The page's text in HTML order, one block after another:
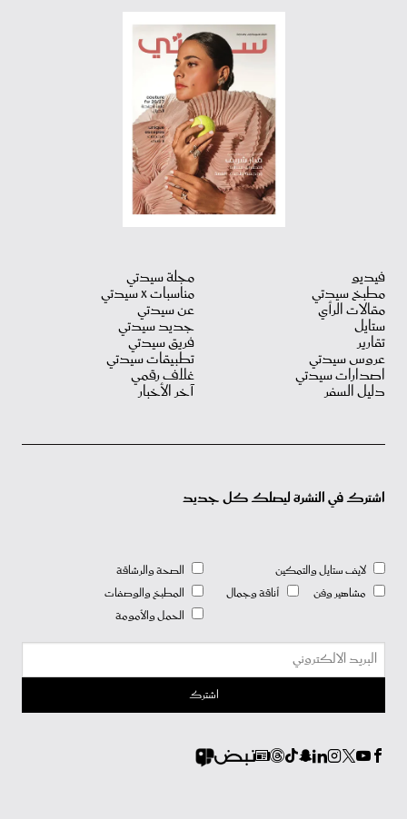
فيديو
مطبخ سيدتي
مقالات الرأي
ستايل
تقارير
عروس سيدتي
اصدارات سيدتي
دليل السفر
مجلة سيدتي
مناسبات X سيدتي
عن سيدتي
جديد سيدتي
فريق سيدتي
تطبيقات سيدتي
غلاف رقمي
آخر الأخبار
اشترك في النشرة ليصلك كل جديد
لايف ستايل والتمكين
مشاهير وفن
أناقة وجمال
الصحة والرشاقة
المطبخ والوصفات
الحمل والأمومة